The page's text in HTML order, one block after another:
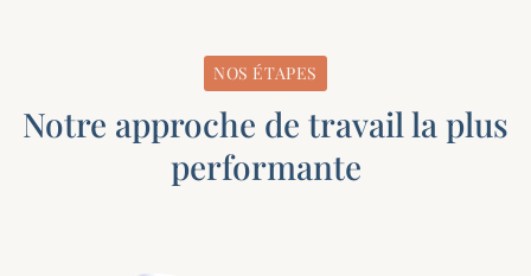
NOS ÉTAPES
Notre approche de travail la plus
performante